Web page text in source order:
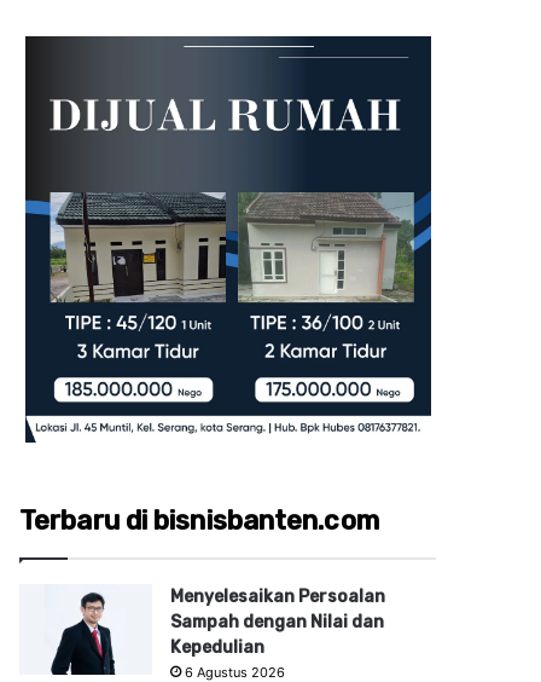
Terbaru di bisnisbanten.com
Menyelesaikan Persoalan
Sampah dengan Nilai dan
Kepedulian
6 Agustus 2026